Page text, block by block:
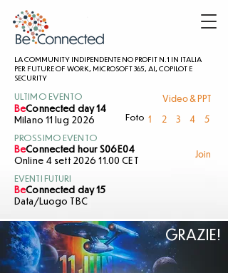
LA COMMUNITY INDIPENDENTE NO PROFIT N.1 IN ITALIA
PER FUTURE OF WORK, MICROSOFT 365, AI, COPILOT E
SECURITY
ULTIMO EVENTO
BeConnected day 14
Milano 11 lug 2026
Video & PPT
Foto 1 2 3 4 5
PROSSIMO EVENTO
BeConnected hour S06E04
Online 4 sett 2026 11.00 CET
Join
EVENTI FUTURI
BeConnected day 15
Data/Luogo TBC
GRAZIE!